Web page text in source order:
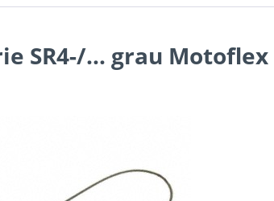
SR4-/... grau Motoflex